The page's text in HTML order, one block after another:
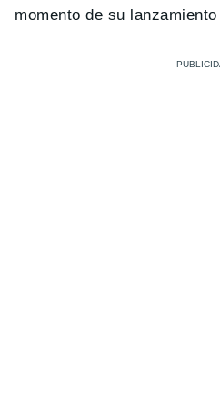
momento de su